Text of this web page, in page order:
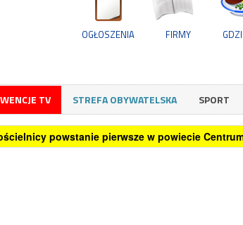
OGŁOSZENIA FIRMY
TV STREFA OBYWATELSKA SPORT
powstanie pierwsze w powiecie